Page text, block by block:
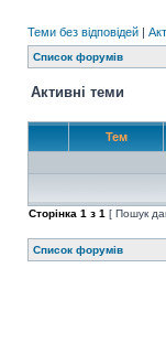
Теми без відповідей |
Список форумів
Активні теми
Тем
Сторінка 1 з 1 [ Пошук
Список форумів